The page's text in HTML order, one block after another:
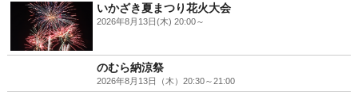
いかざき夏まつり花火大会
2026年8月13日(木) 20:00～
のむら納涼祭
2026年8月13日（木）20:30～21:00